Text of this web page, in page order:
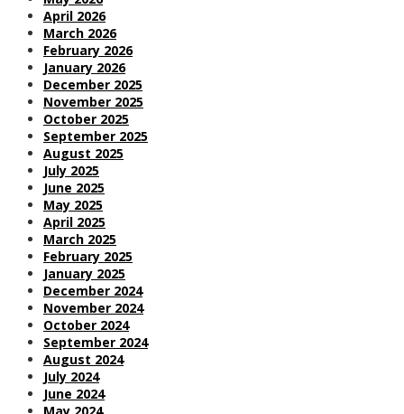
April 2026
March 2026
February 2026
January 2026
December 2025
November 2025
October 2025
September 2025
August 2025
July 2025
June 2025
May 2025
April 2025
March 2025
February 2025
January 2025
December 2024
November 2024
October 2024
September 2024
August 2024
July 2024
June 2024